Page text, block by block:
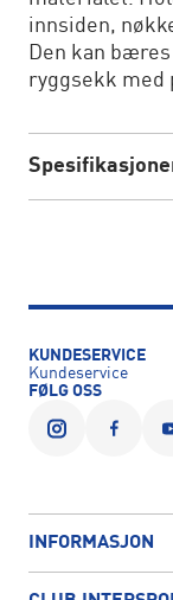
innsiden,
Den kan
ryggsekk med
KUNDESERVICE
Kundeservice
FØLG OSS
INFORMASJON